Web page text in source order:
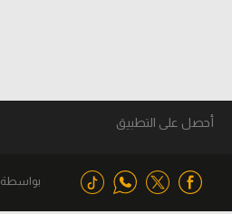
أحصل على التطبيق
بواسطة